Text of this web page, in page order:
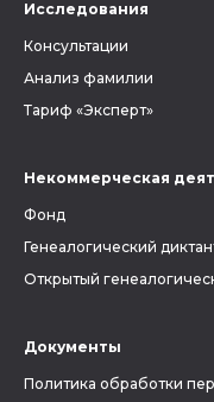
Исследования
Консультации
Анализ фамилии
Тариф «Эксперт»
Некоммерческая
Фонд
Генеалогический
Открытый
Документы
Политика обработки